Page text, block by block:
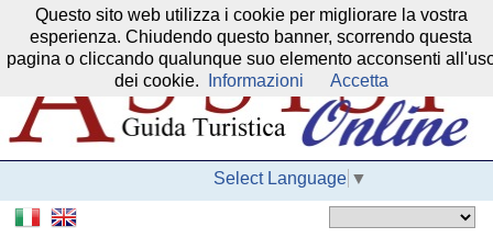
Il nostro network:
Select Language ▼
Questo sito web utilizza i cookie per migliorare la vostra
esperienza. Chiudendo questo banner, scorrendo questa
pagina o cliccando qualunque suo elemento acconsenti
dei cookie.
Informazioni Accetta